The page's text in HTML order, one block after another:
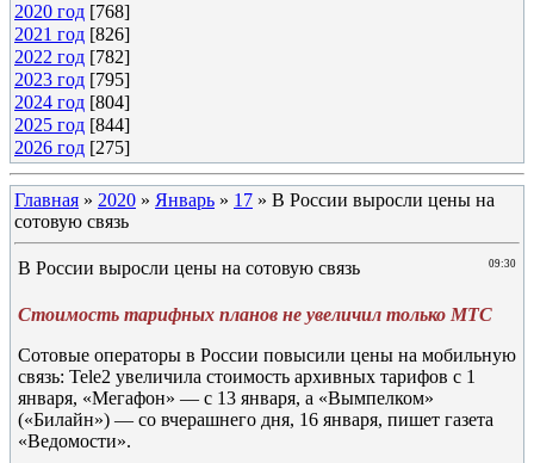
2020 год [768]
2021 год [826]
2022 год [782]
2023 год [795]
2024 год [804]
2025 год [844]
2026 год [275]
Главная » 2020 » Январь » 17 » В России выросли цены на
сотовую связь
09:30
В России выросли цены на сотовую связь
Стоимость тарифных планов не увеличил только МТС
Сотовые операторы в России повысили цены на мобильную
связь: Tele2 увеличила стоимость архивных тарифов с 1
января, «Мегафон» — с 13 января, а «Вымпелком»
(«Билайн») — со вчерашнего дня, 16 января, пишет газета
«Ведомости».